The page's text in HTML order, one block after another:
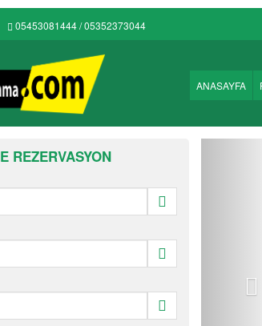
05453081444 / 05352373044
ANASAYFA
REZERVASYON